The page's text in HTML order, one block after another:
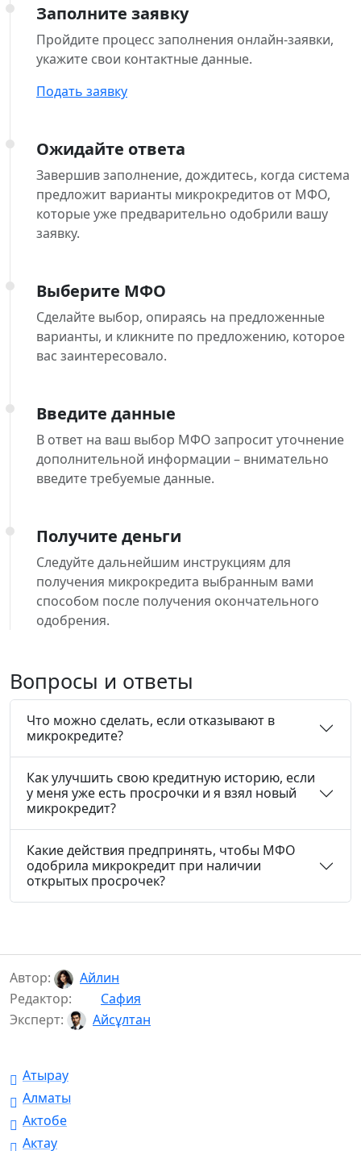
Заполните заявку
Пройдите процесс заполнения онлайн-заявки,
укажите свои контактные данные.
Подать заявку
Ожидайте ответа
Завершив заполнение, дождитесь, когда система
предложит варианты микрокредитов от МФО,
которые уже предварительно одобрили вашу
заявку.
Выберите МФО
Сделайте выбор, опираясь на предложенные
варианты, и кликните по предложению, которое
вас заинтересовало.
Введите данные
В ответ на ваш выбор МФО запросит уточнение
дополнительной информации – внимательно
введите требуемые данные.
Получите деньги
Следуйте дальнейшим инструкциям для
получения микрокредита выбранным вами
способом после получения окончательного
одобрения.
Вопросы и ответы
Что можно сделать, если отказывают в
микрокредите?
Как улучшить свою кредитную историю, если
у меня уже есть просрочки и я взял новый
микрокредит?
Какие действия предпринять, чтобы МФО
одобрила микрокредит при наличии
открытых просрочек?
Автор:
Айлин
Редактор:
Сафия
Эксперт:
Айсұлтан
Атырау
Алматы
Актобе
Актау